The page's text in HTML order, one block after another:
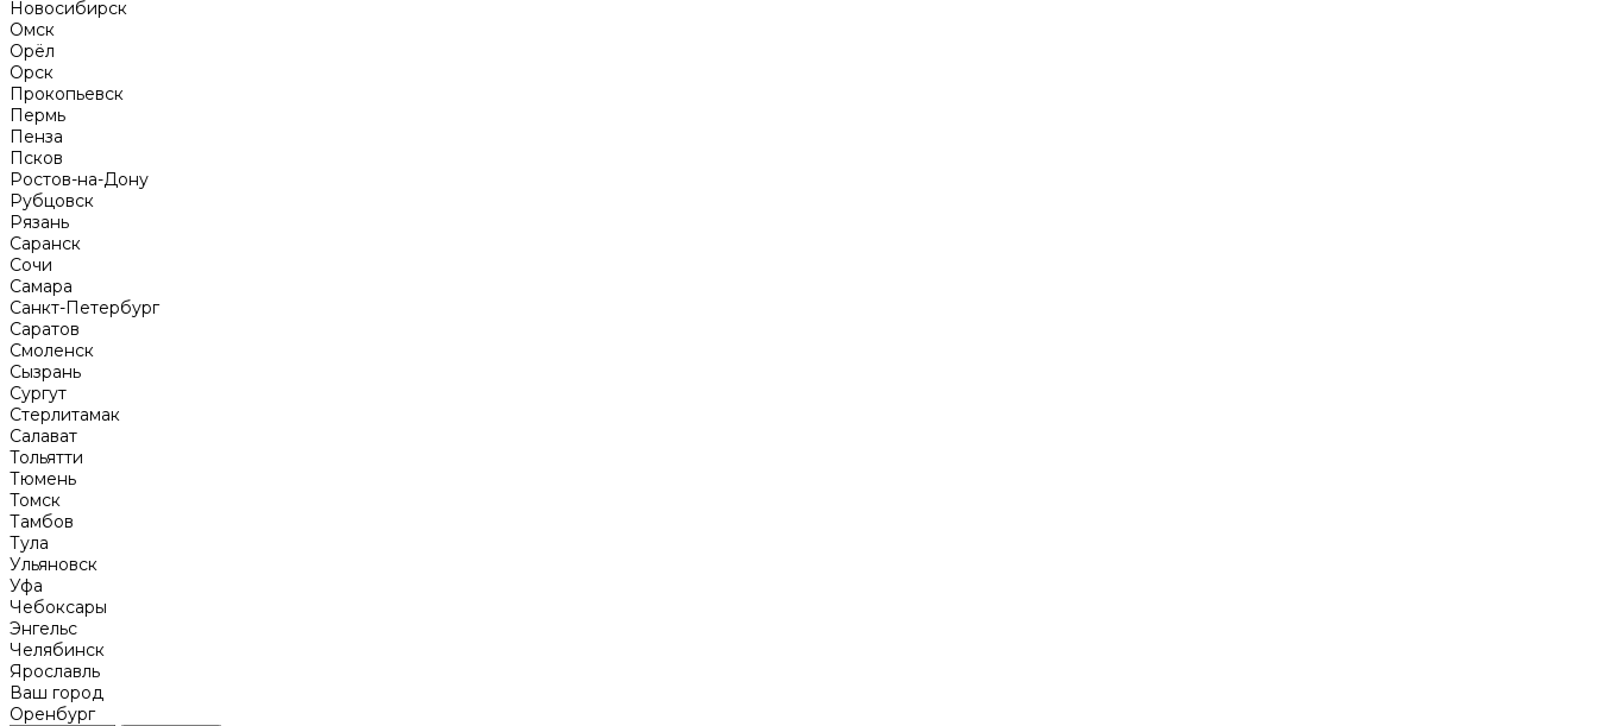
Новосибирск
Омск
Орёл
Орск
Прокопьевск
Пермь
Пенза
Псков
Ростов-на-Дону
Рубцовск
Рязань
Саранск
Сочи
Самара
Санкт-Петербург
Саратов
Смоленск
Сызрань
Сургут
Стерлитамак
Салават
Тольятти
Тюмень
Томск
Тамбов
Тула
Ульяновск
Уфа
Чебоксары
Энгельс
Челябинск
Ярославль
Ваш город
Оренбург